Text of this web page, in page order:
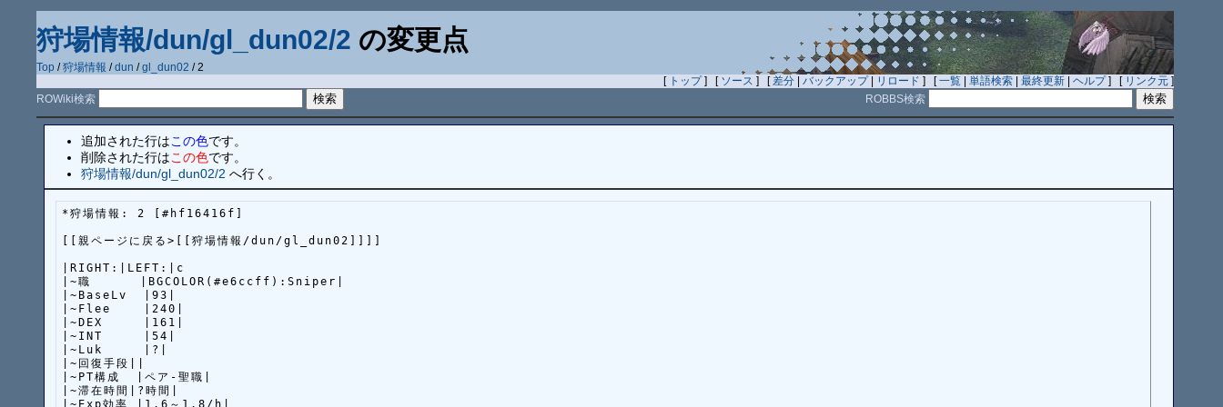
狩場情報/dun/gl_dun02/2 の変更点
Top /狩場情報 /dun /gl_dun02 / 2
[ トップ] [ ソース ] [ 差分 |バックアップ| リロード ] [一覧 |単語検索 |最終更新 |ヘルプ] [ リンク元 ]
ROWiki検索
ROBBS検索
追加された行はこの色です。
削除された行はこの色です。
狩場情報/dun/gl_dun02/2 へ行く。
*狩場情報: 2 [#hf16416f]
[[親ページに戻る>[[狩場情報/dun/gl_dun02]]]]
|RIGHT:|LEFT:|c
|~職      |BGCOLOR(#e6ccff):Sniper|
|~BaseLv  |93|
|~Flee    |240|
|~DEX     |161|
|~INT     |54|
|~Luk     |?|
|~回復手段||
|~PT構成  |ペア-聖職|
|~滞在時間|?時間|
|~Exp効率 |1.6～1.8/h|